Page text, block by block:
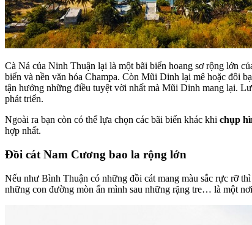
Cà Ná của Ninh Thuận lại là một bãi biển hoang sơ rộng lớn
biển và nền văn hóa Champa. Còn Mũi Dinh lại mê hoặc đôi
tận hưởng những điều tuyệt vời nhất mà Mũi Dinh mang lại.
phát triển.
Ngoài ra bạn còn có thể lựa chọn các bãi biển khác khi chụp
hợp nhất.
Đồi cát Nam Cương bao la rộng lớn
Nếu như Bình Thuận có những đồi cát mang màu sắc rực rỡ
những con đường mòn ẩn mình sau những rặng tre… là một